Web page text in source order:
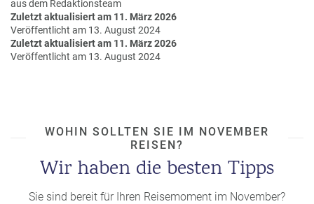
o
n
u
s
m
m
aus dem Redaktionsteam
Zuletzt aktualisiert am 11. März 2026
Veröffentlicht am 13. August 2024
Zuletzt aktualisiert am 11. März 2026
Veröffentlicht am 13. August 2024
WOHIN SOLLTEN SIE IM NOVEMBER
REISEN?
Wir haben die besten Tipps
Sie sind bereit für Ihren Reisemoment im November?